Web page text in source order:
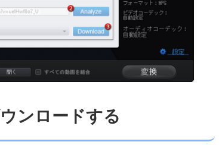
ンロードする